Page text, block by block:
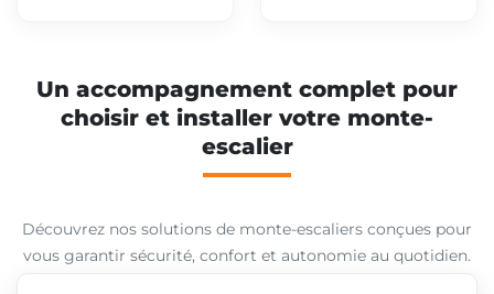
Un accompagnement complet pour
choisir et installer votre monte-
escalier
Découvrez nos solutions de monte-escaliers conçues pour
vous garantir sécurité, confort et autonomie au quotidien.